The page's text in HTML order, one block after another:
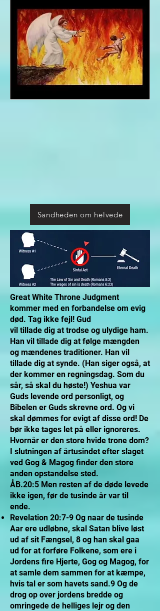
Sandheden om helvede
Great White Throne Judgment
kommer med en forbandelse om evig
død. Tag ikke fejl! Gud
vil tillade dig at trodse og ulydige ham.
Han vil tillade dig at følge mængden
og mændenes traditioner. Han vil
tillade dig at synde. (Han siger også, at
der kommer en regningsdag. Som du
sår, så skal du høste!) Yeshua var
Guds levende ord personligt, og
Bibelen er Guds skrevne ord. Og vi
skal dømmes for evigt af disse ord! De
bør ikke tages let på eller ignoreres.
Hvornår er den store hvide trone dom?
I slutningen af årtusindet efter slaget
ved Gog & Magog finder den store
anden opstandelse sted.
ÅB.20:5 Men resten af de døde levede
ikke igen, før de tusinde år var til
ende.
Revelation 20:7-9 Og naar de tusinde
Aar ere udløbne, skal Satan blive løst
ud af sit Fængsel, 8 og han skal gaa
ud for at forføre Folkene, som ere i
Jordens fire Hjerte, Gog og Magog, for
at samle dem sammen for at kæmpe,
hvis tal er som havets sand.9 Og de
drog op over jordens bredde og
omringede de helliges lejr og den